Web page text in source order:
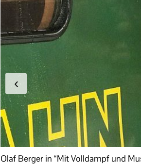
‹
Olaf Berger in “Mit Volldampf und